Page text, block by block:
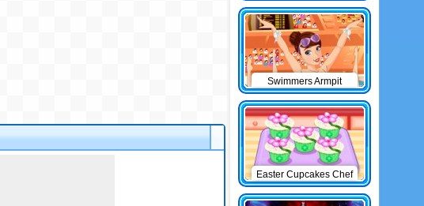
Swimmers Armpit
Easter Cupcakes Chef